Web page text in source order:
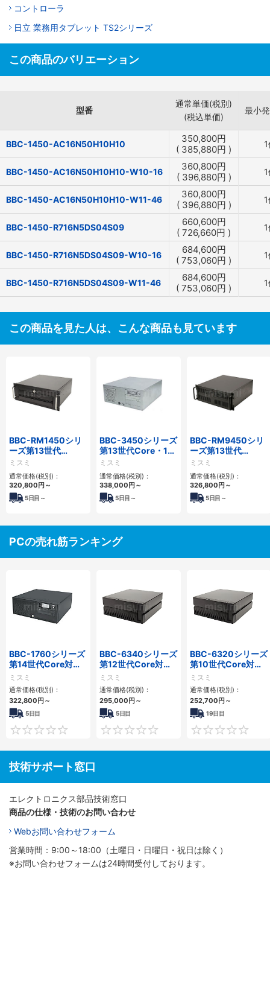
コントローラ
日立 業務用タブレット TS2シリーズ
この商品のバリエーション
型番
通常単価(税別)
(税込単価)
最小
BBC-1450-AC16N50H10H10 350,800円
( 385,880円 )
BBC-1450-AC16N50H10H10-W10-16 360,800円
( 396,880円 )
BBC-1450-AC16N50H10H10-W11-46 360,800円
( 396,880円 )
BBC-1450-R716N5DS04S09 660,600円
( 726,660円 )
BBC-1450-R716N5DS04S09-W10-16 684,600円
( 753,060円 )
BBC-1450-R716N5DS04S09-W11-46 684,600円
( 753,060円 )
この商品を見た人は、こんな商品も見ています
BBC-RM1450シリ
ーズ第13世代
Core・12世代
Celeron対応ラック
マウント4PCIe
ミスミ
通常価格(税別)：
320,800円～
5日目～
BBC-3450シリーズ
第13世代Core・12
世代Celeron対応フ
ロアマウント4PCIe
ミスミ
通常価格(税別)：
338,000円～
5日目～
BBC-RM9450シリ
ーズ第13世代
Core・12世代
Celeron対応ラック
マウント4PCIe
ミスミ
通常価格(税別)：
326,800円～
5日目～
PCの売れ筋ランキング
BBC-1760シリーズ
第14世代Core対応
小型フロアマウント
3PCIe
ミスミ
通常価格(税別)：
322,800円～
5日目
0
BBC-6340シリーズ
第12世代Core対応
小型フロアマウント
PC2PCI/2PCIe
ミスミ
通常価格(税別)：
295,000円～
5日目
0
BBC-6320シリーズ
第10世代Core対応
小型フロアマウント
FAPC 2PCI・2PCIe
ミスミ
通常価格(税別)：
252,700円～
19日目
技術サポート窓口
エレクトロニクス部品技術窓口
商品の仕様・技術のお問い合わせ
Webお問い合わせフォーム
営業時間：9:00～18:00（土曜日・日曜日・祝日は除く）
※お問い合わせフォームは24時間受付しております。